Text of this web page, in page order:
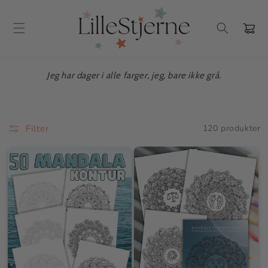
innholdet
Jeg har dager i alle farger, jeg, bare ikke grå.
Filter 120 produkter